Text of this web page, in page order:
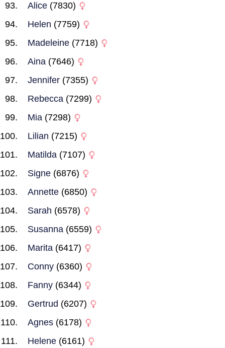
Alice (7830)
Helen (7759)
Madeleine (7718)
Aina (7646)
Jennifer (7355)
Rebecca (7299)
Mia (7298)
Lilian (7215)
Matilda (7107)
Signe (6876)
Annette (6850)
Sarah (6578)
Susanna (6559)
Marita (6417)
Conny (6360)
Fanny (6344)
Gertrud (6207)
Agnes (6178)
Helene (6161)